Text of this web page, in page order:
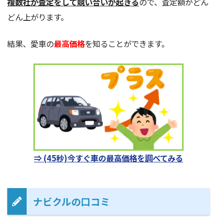
どん上がります。
結果、愛車の最高価格を知ることができます。
⇒ (45秒)今すぐ車の最高価格を調べてみる
ナビクルの口コミ